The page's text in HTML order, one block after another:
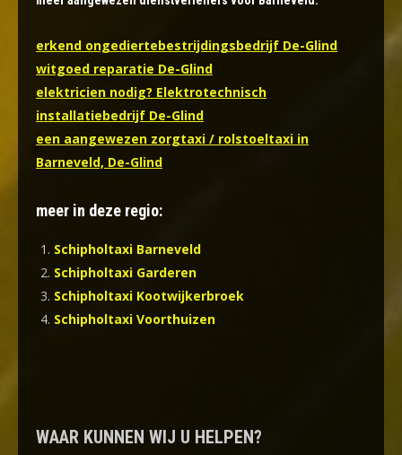
erkend ongediertebestrijdingsbedrijf De-Glind
witgoed reparatie De-Glind
elektricien nodig? Elektrotechnisch
installatiebedrijf De-Glind
een aangewezen zorgtaxi / rolstoeltaxi in
Barneveld, De-Glind
meer in deze regio:
Schipholtaxi Barneveld
Schipholtaxi Garderen
Schipholtaxi Kootwijkerbroek
Schipholtaxi Voorthuizen
WAAR KUNNEN WIJ U HELPEN?